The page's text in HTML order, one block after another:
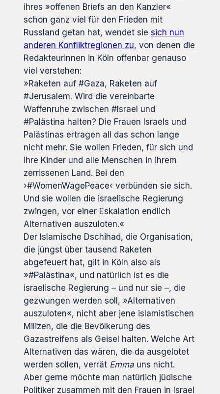
ihres »offenen Briefs an den Kanzler«
schon ganz viel für den Frieden mit
Russland getan hat, wendet sie sich nun
anderen Konfliktregionen zu, von denen die
Redakteurinnen in Köln offenbar genauso
viel verstehen:
»Raketen auf #Gaza, Raketen auf
#Jerusalem. Wird die vereinbarte
Waffenruhe zwischen #Israel und
#Palästina halten? Die Frauen Israels und
Palästinas ertragen all das schon lange
nicht mehr. Sie wollen Frieden, für sich und
ihre Kinder und alle Menschen in ihrem
zerrissenen Land. Bei den
›#WomenWagePeace‹ verbünden sie sich.
Und sie wollen die israelische Regierung
zwingen, vor einer Eskalation endlich
Alternativen auszuloten.«
Der Islamische Dschihad, die Organisation,
die jüngst über tausend Raketen
abgefeuert hat, gilt in Köln also als
»#Palästina«, und natürlich ist es die
israelische Regierung – und nur sie –, die
gezwungen werden soll, »Alternativen
auszuloten«, nicht aber jene islamistischen
Milizen, die die Bevölkerung des
Gazastreifens als Geisel halten. Welche Art
Alternativen das wären, die da ausgelotet
werden sollen, verrät Emma uns nicht.
Aber gerne möchte man natürlich jüdische
Politiker zusammen mit den Frauen in Israel